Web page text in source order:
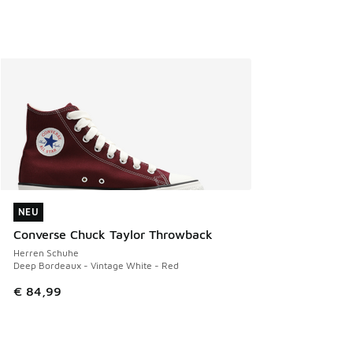
NEU
Converse Chuck Taylor Throwback
Herren Schuhe
Deep Bordeaux - Vintage White - Red
€ 84,99
NEU